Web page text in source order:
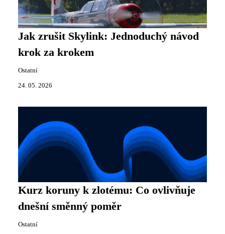
Jak zrušit Skylink: Jednoduchý návod
krok za krokem
Ostatní
24. 05. 2026
Kurz koruny k zlotému: Co ovlivňuje
dnešní směnný poměr
Ostatní